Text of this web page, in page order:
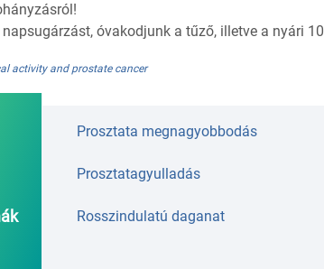
napsugárzást, óvakodjunk a tűző, illetve a nyári
activity and prostate cancer
Prosztata megnagyobbodás
Prosztatagyulladás
Rosszindulatú daganat